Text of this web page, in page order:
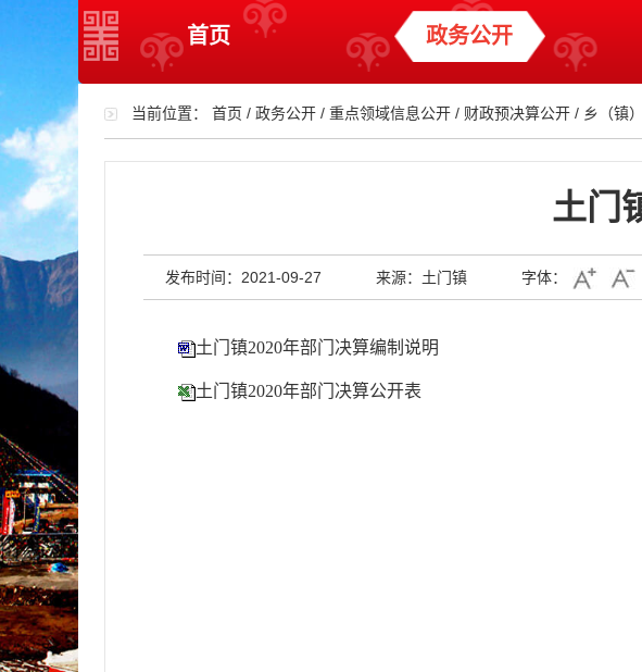
首页 政务公开
当前位置： 首页 / 政务公开 / 重点领域信息公开 / 财政预决算公开 / 乡（镇
土门
发布时间：2021-09-27 来源：土门镇 字体：
土门镇2020年部门决算编制说明
土门镇2020年部门决算公开表